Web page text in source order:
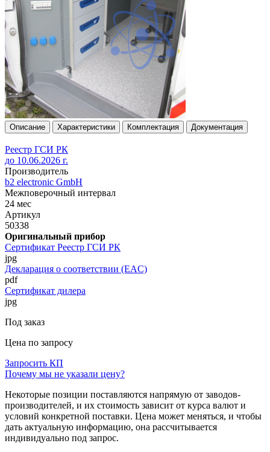
Описание Характеристики Комплектация Документация
Реестр ГСИ РК
до 10.06.2026 г.
Производитель
b2 electronic GmbH
Межповерочный интервал
24 мес
Артикул
50338
Оригинальный прибор
Сертификат Реестр ГСИ РК
jpg
Декларация о соответствии (EAC)
pdf
Сертификат дилера
jpg
Под заказ
Цена по запросу
Запросить КП
Почему мы не указали цену?
Некоторые позиции поставляются напрямую от заводов-
производителей, и их стоимость зависит от курса валют и
условий конкретной поставки. Цена может меняться, и чтобы
дать актуальную информацию, она рассчитывается
индивидуально под запрос.